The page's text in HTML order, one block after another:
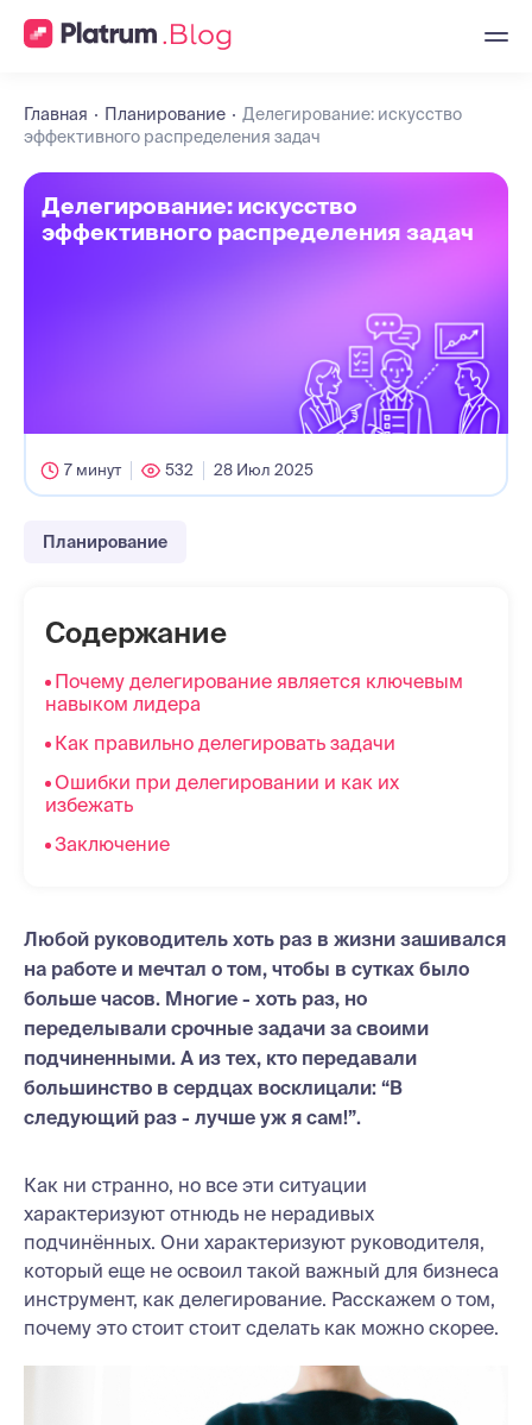
Главная Планирование
Делегирование: искусство
эффективного распределения задач
Делегирование: искусство
эффективного распределения задач
7 минут 532 28 Июл 2025
Планирование
Содержание
Почему делегирование является ключевым
навыком лидера
Как правильно делегировать задачи
Ошибки при делегировании и как их
избежать
Заключение
Любой руководитель хоть раз в жизни зашивался
на работе и мечтал о том, чтобы в сутках было
больше часов. Многие - хоть раз, но
переделывали срочные задачи за своими
подчиненными. А из тех, кто передавали
большинство в сердцах восклицали: “В
следующий раз - лучше уж я сам!”.
Как ни странно, но все эти ситуации
характеризуют отнюдь не нерадивых
подчинённых. Они характеризуют руководителя,
который еще не освоил такой важный для бизнеса
инструмент, как делегирование. Расскажем о том,
почему это стоит стоит сделать как можно скорее.